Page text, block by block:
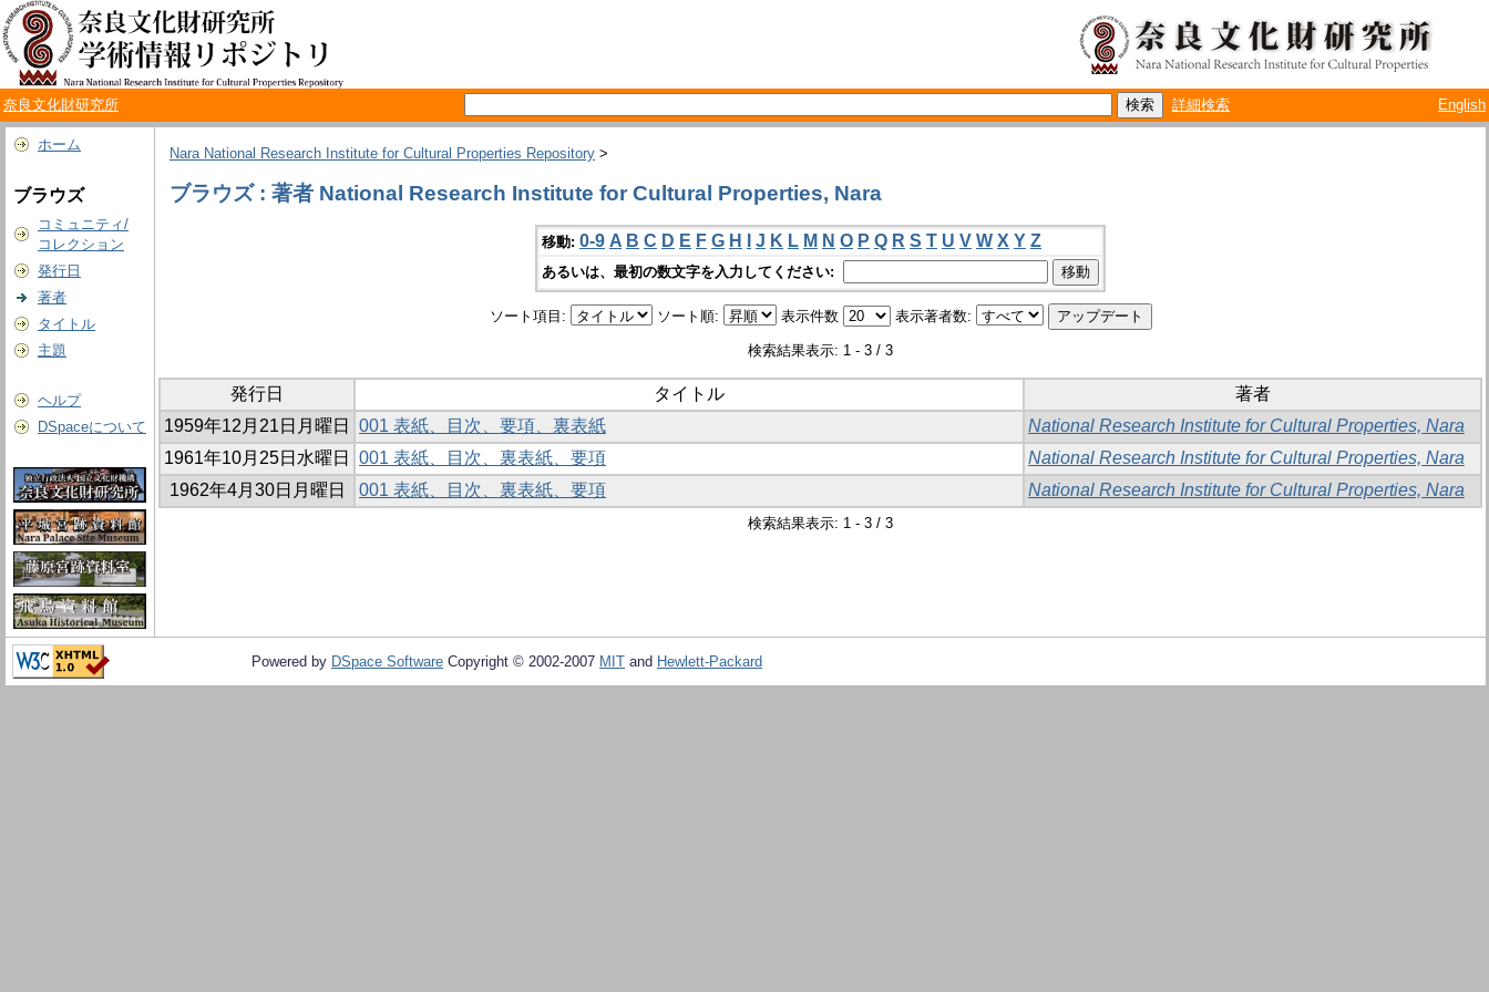
奈良文化財研究所 詳細検索 English
ホーム
ブラウズ
コミュニティ/
コレクション
発行日
著者
タイトル
主題
ヘルプ
DSpaceについて
Nara National Research Institute for Cultural Properties Repository >
ブラウズ : 著者 National Research Institute for Cultural Properties, Nara
移動: 0-9 A B C D E F G H J K L M N O P Q R S T U V W X Y Z
あるいは、最初の数文字を入力してください:
ソート項目: ソート順: 表示件数 表示著者数:
検索結果表示: 1 - 3 / 3
発行日 タイトル
著者
1959年12月21日月曜日
001 表紙、目次、要項、裏表紙
National Research Institute for Cultural Properties, Nara
1961年10月25日水曜日
001 表紙、目次、裏表紙、要項
National Research Institute for Cultural Properties, Nara
1962年4月30日月曜日
001 表紙、目次、裏表紙、要項 National Research Institute for Cultural Properties, Nara
検索結果表示: 1 - 3 / 3
Powered by DSpace Software Copyright © 2002-2007 MIT and Hewlett-Packard